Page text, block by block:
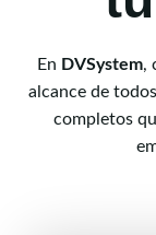
En DVSystem,
alcance de
completos